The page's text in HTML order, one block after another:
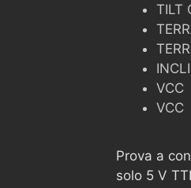
TILT
VCC
VCC
Prova a
solo 5 V